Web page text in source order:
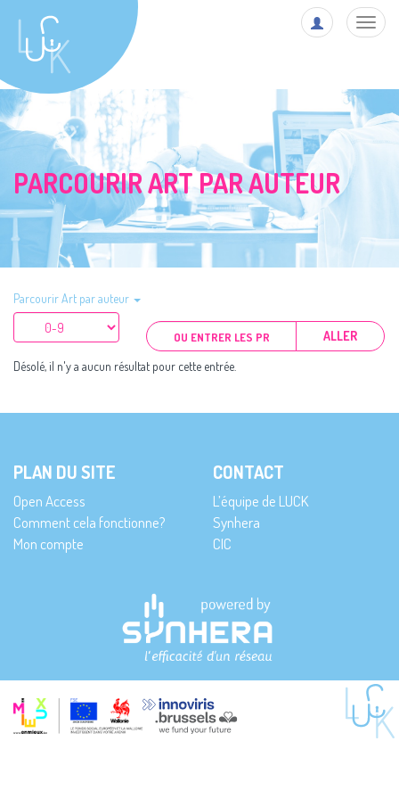
PARCOURIR ART PAR AUTEUR
Parcourir Art par auteur
ALLER
Désolé, il n'y a aucun résultat pour cette entrée.
PLAN DU SITE
Open Access
Comment cela fonctionne?
Mon compte
CONTACT
L’équipe de LUCK
Synhera
CIC